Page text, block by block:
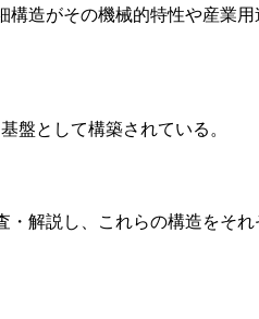
造がその機械的特性や産業
盤として構築されている。
解説し、これらの構造をそ